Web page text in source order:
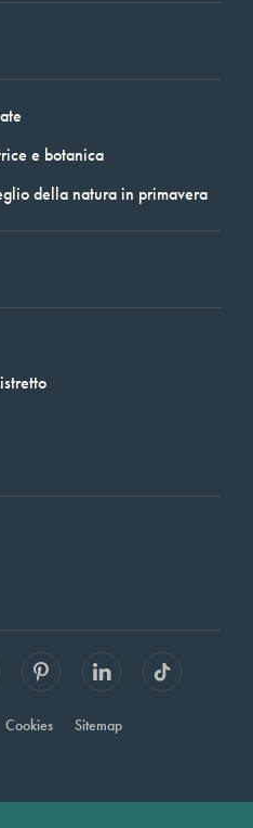
e botanica
della natura in primavera
Cookies Sitemap